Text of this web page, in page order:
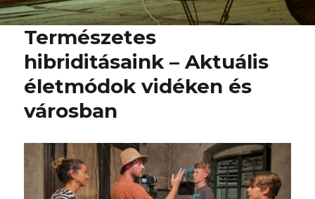
Természetes
hibriditásaink – Aktuális
életmódok vidéken és
városban